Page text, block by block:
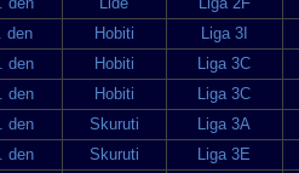
den Hobiti Liga 3I
den Hobiti Liga 3C
den Hobiti Liga 3C
den Skuruti Liga 3A
den Skuruti Liga 3E